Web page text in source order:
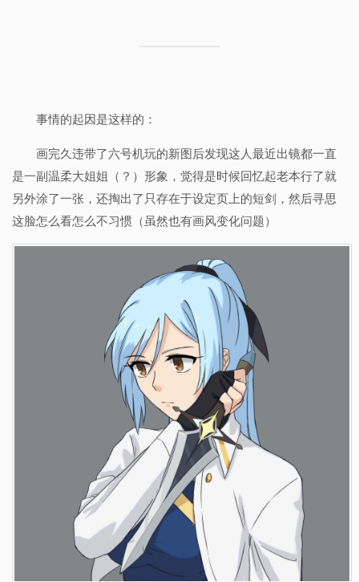
事情的起因是这样的：
画完久违带了六号机玩的新图后发现这人最近出镜都一直
是一副温柔大姐姐（？）形象，觉得是时候回忆起老本行了就
另外涂了一张，还掏出了只存在于设定页上的短剑，然后寻思
这脸怎么看怎么不习惯（虽然也有画风变化问题）